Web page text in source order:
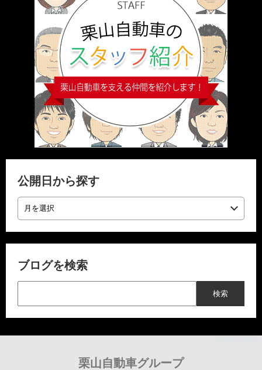
公開日から探す
ブログを検索
栗山自動車グループ